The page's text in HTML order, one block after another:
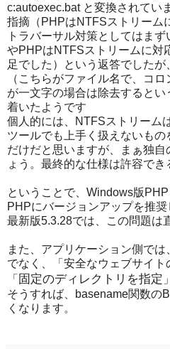
c:autoexec.bat と変換されてい
指摘（PHPはNTFSストリーム
トラバーサル対策としてはま
やPHPはNTFSストリームに対
足でした）という返答でした
（こちらがファイル名で、コ
が一文字の場合は除去すると
着いたようです
個人的には、NTFSストリーム
ツールでも上手く扱えないも
だけだと思いますが、まぁ独
ょう。最終的な仕様は許容でき
ということで、Windows版
PHPにバージョンアップを推
最新版5.3.28では、この問題は
また、アプリケーション側で
でなく、「安全なウェブサイト
「 固定のディレクトリを指定
そうすれば、basename関数の
くなります。